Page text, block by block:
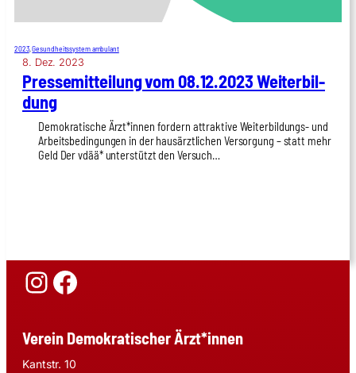
2023, Gesundheitssystem ambulant
8. Dez. 2023
Pres­se­mit­tei­lung vom 08.12.2023 Wei­ter­bil­
dung
Demo­kra­ti­sche Ärzt*innen for­dern attrak­ti­ve Wei­ter­bil­dungs- und
Arbeits­be­din­gun­gen in der haus­ärzt­li­chen Ver­sor­gung – statt mehr
Geld Der vdää* unter­stützt den Ver­such…
Instagram
Facebook
Verein Demokratischer Ärzt*innen
Kantstr. 10